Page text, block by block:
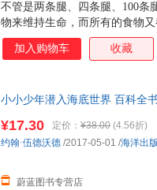
不管是两条腿、四条腿、100条
物来维持生命，而所有的食物
生物是如何通过食物而相互联
又依赖什么生存。
加入购物车 收藏
小小少年潜入海底世界 百科全
¥17.30 定价： ¥38.00 (4.56折)
蔚蓝图书专营店
约翰·伍德沃德 /2017-05-01 /海洋出